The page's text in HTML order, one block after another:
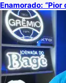
Enamorado: “Pior